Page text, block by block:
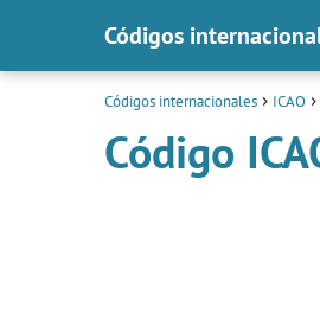
Códigos
Códigos internacionales ICAO
Código